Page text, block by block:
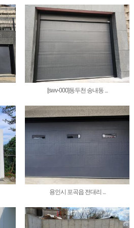
[swv-000]동두천 송내동 ...
용인시 포곡읍 전대리 ...